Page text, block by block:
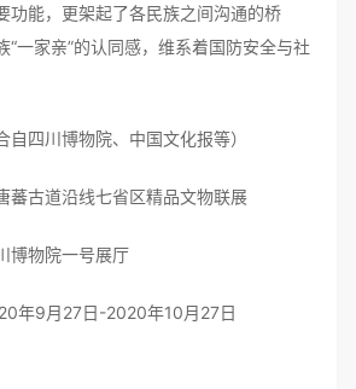
功能，更架起了各民族之间沟通的桥
“一家亲”的认同感，维系着国防安全与社
四川博物院、中国文化报等）
道沿线七省区精品文物联展
物院一号展厅
9月27日-2020年10月27日